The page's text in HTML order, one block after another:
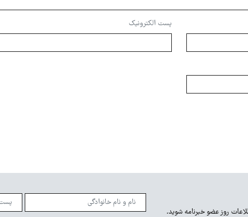
پست الکترونیک
روز عضو خبرنامه شوید.